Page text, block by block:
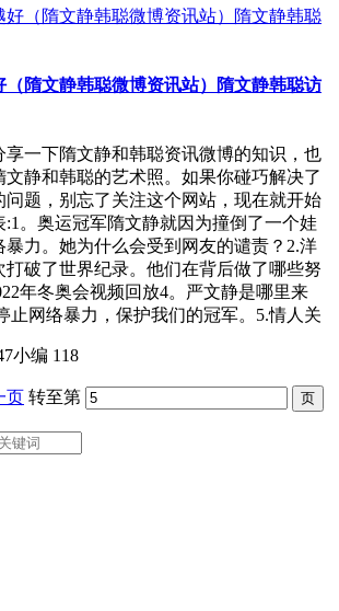
（隋文静韩聪微博资讯站）隋文静韩聪访
享一下隋文静和韩聪资讯微博的知识，也
文静和韩聪的艺术照。如果你碰巧解决了
问题，别忘了关注这个网站，现在就开始
:1。奥运冠军隋文静就因为撞倒了一个娃
暴力。她为什么会受到网友的谴责？2.洋
打破了世界纪录。他们在背后做了哪些努
年冬奥会视频回放4。严文静是哪里来
止网络暴力，保护我们的冠军。5.情人关
小编 118
页 转至第